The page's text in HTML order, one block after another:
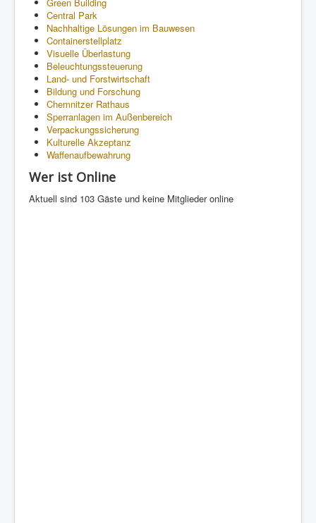
Central Park
Nachhaltige Lösungen im Bauwesen
Containerstellplatz
Visuelle Überlastung
Beleuchtungssteuerung
Land- und Forstwirtschaft
Bildung und Forschung
Chemnitzer Rathaus
Sperranlagen im Außenbereich
Verpackungssicherung
Kulturelle Akzeptanz
Waffenaufbewahrung
Wer ist Online
Aktuell sind 103 Gäste und keine Mitglieder online